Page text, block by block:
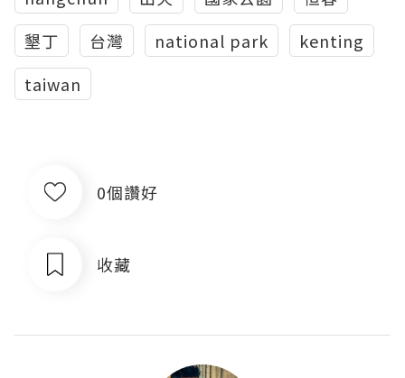
墾丁
台灣 national park
kenting
taiwan
0個讚好
收藏